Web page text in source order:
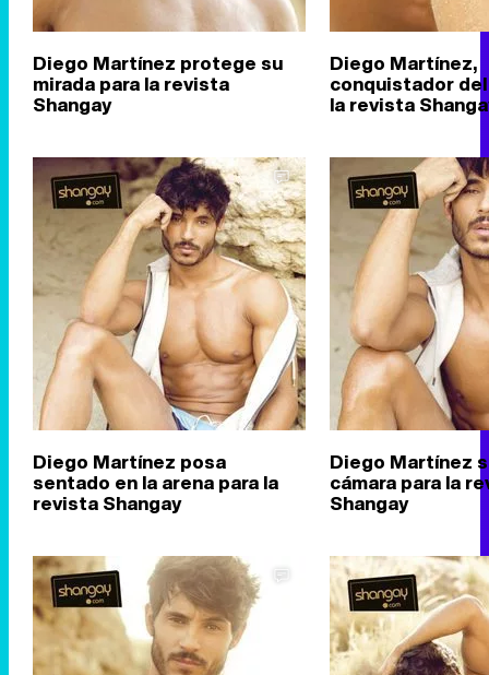
Diego Martínez protege su
mirada para la revista
Shangay
Diego Martínez,
conquistador
la revista
Diego Martínez posa
sentado en la arena para la
revista Shangay
Diego Martínez
cámara para la
Shangay